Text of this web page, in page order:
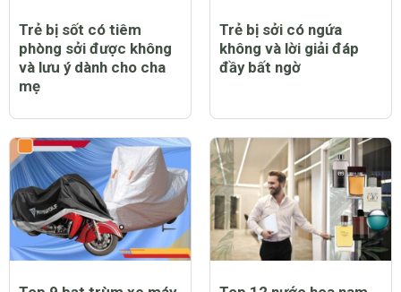
Trẻ bị sốt có tiêm
phòng sởi được không
và lưu ý dành cho cha
mẹ
Trẻ bị sởi có ngứa
không và lời giải đáp
đầy bất ngờ